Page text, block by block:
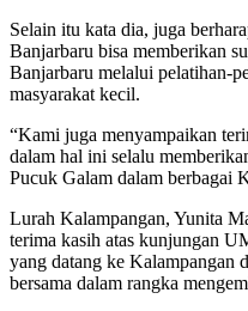
Selain itu kata dia, juga
Banjarbaru bisa memberikan
Banjarbaru melalui pelatihan-
masyarakat kecil.
“Kami juga menyampaikan
dalam hal ini selalu
Pucuk Galam dalam berbagai
Lurah Kalampangan, Yunita
terima kasih atas kunjungan
yang datang ke Kalampangan
bersama dalam rangka